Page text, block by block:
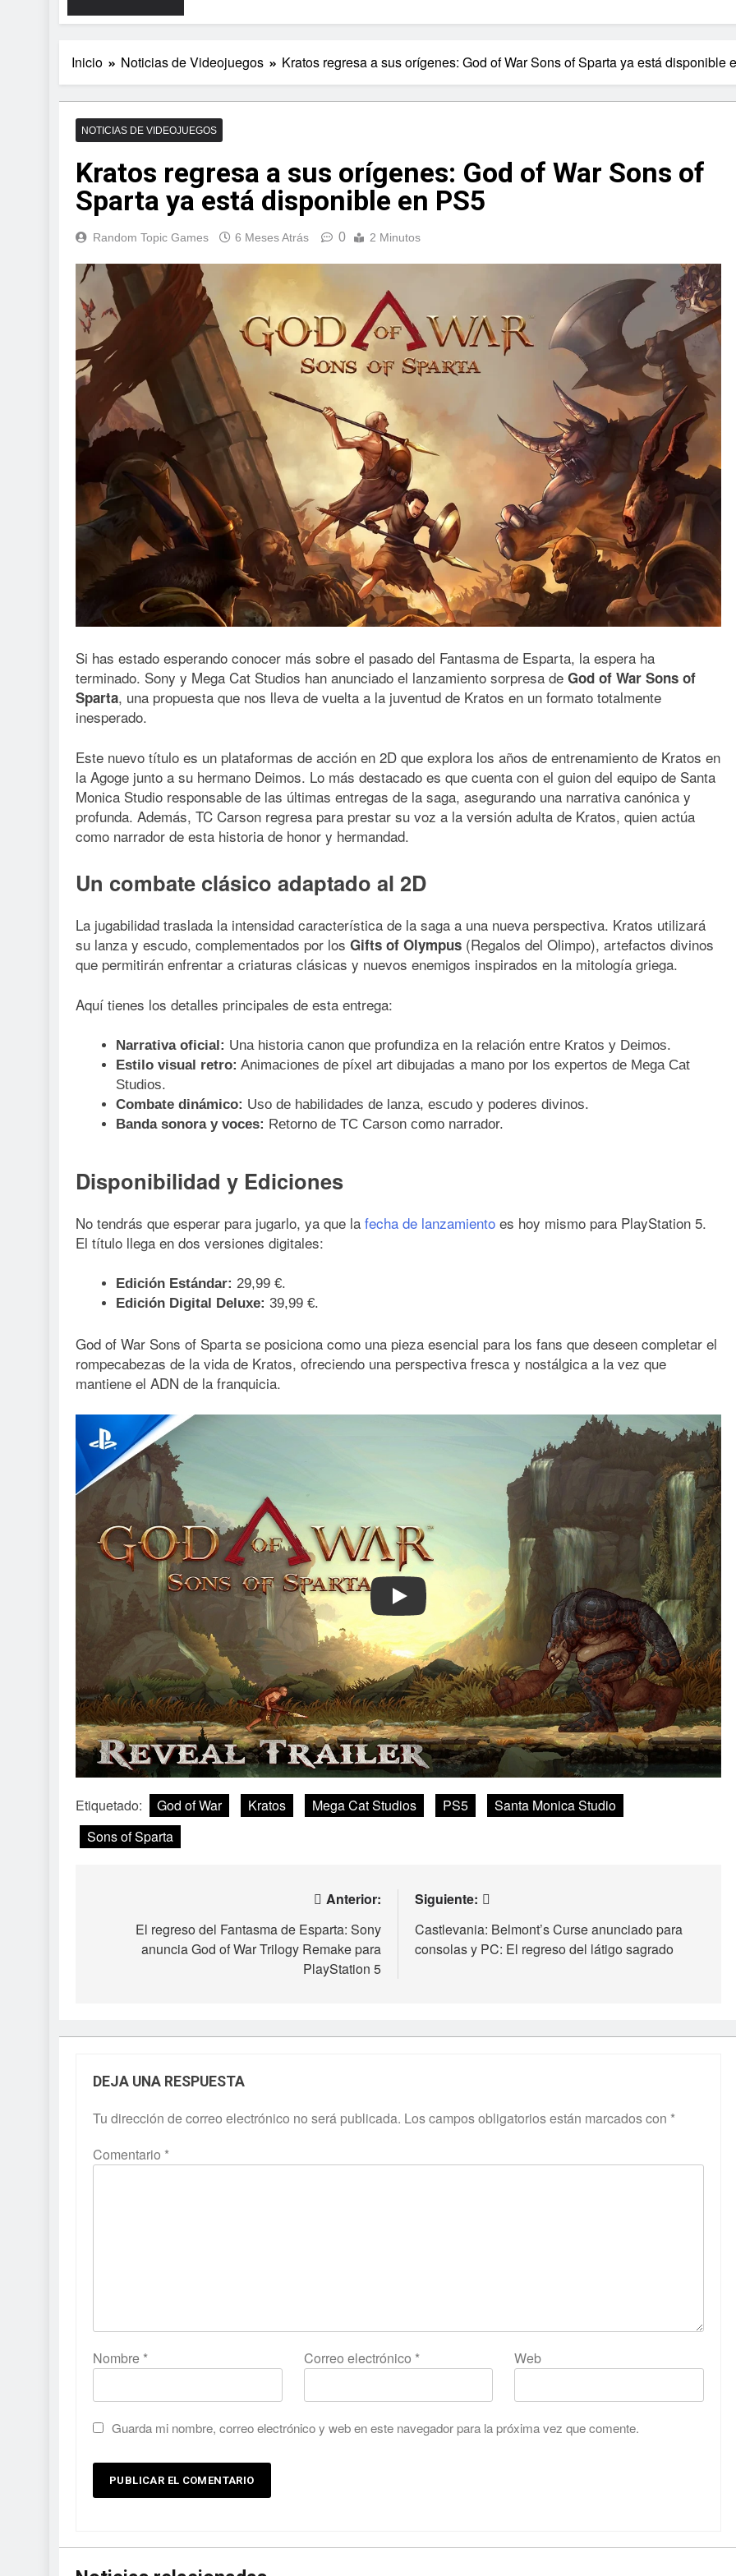
Inicio Noticias de Videojuegos Kratos regresa a sus orígenes: God of War Sons of Sparta ya está disponible
NOTICIAS DE VIDEOJUEGOS
Kratos regresa a sus orígenes: God of War Sons of
Sparta ya está disponible en PS5
Random Topic Games 6 Meses Atrás 0 2 Minutos
Si has estado esperando conocer más sobre el pasado del Fantasma de Esparta, la espera ha
terminado. Sony y Mega Cat Studios han anunciado el lanzamiento sorpresa de God of War Sons of
Sparta, una propuesta que nos lleva de vuelta a la juventud de Kratos en un formato totalmente
inesperado.
Este nuevo título es un plataformas de acción en 2D que explora los años de entrenamiento de Kratos en
la Agoge junto a su hermano Deimos. Lo más destacado es que cuenta con el guion del equipo de Santa
Monica Studio responsable de las últimas entregas de la saga, asegurando una narrativa canónica y
profunda. Además, TC Carson regresa para prestar su voz a la versión adulta de Kratos, quien actúa
como narrador de esta historia de honor y hermandad.
Un combate clásico adaptado al 2D
La jugabilidad traslada la intensidad característica de la saga a una nueva perspectiva. Kratos utilizará
su lanza y escudo, complementados por los Gifts of Olympus (Regalos del Olimpo), artefactos divinos
que permitirán enfrentar a criaturas clásicas y nuevos enemigos inspirados en la mitología griega.
Aquí tienes los detalles principales de esta entrega:
Narrativa oficial: Una historia canon que profundiza en la relación entre Kratos y Deimos.
Estilo visual retro: Animaciones de píxel art dibujadas a mano por los expertos de Mega Cat
Studios.
Combate dinámico: Uso de habilidades de lanza, escudo y poderes divinos.
Banda sonora y voces: Retorno de TC Carson como narrador.
Disponibilidad y Ediciones
No tendrás que esperar para jugarlo, ya que la fecha de lanzamiento es hoy mismo para PlayStation 5.
El título llega en dos versiones digitales:
Edición Estándar: 29,99 €.
Edición Digital Deluxe: 39,99 €.
God of War Sons of Sparta se posiciona como una pieza esencial para los fans que deseen completar el
rompecabezas de la vida de Kratos, ofreciendo una perspectiva fresca y nostálgica a la vez que
mantiene el ADN de la franquicia.
Play
Etiquetado: God of War Kratos Mega Cat Studios PS5
Santa Monica Studio
Sons of Sparta
entradas
Anterior:
El regreso del Fantasma de Esparta: Sony
anuncia God of War Trilogy Remake para
PlayStation 5
Siguiente:
Castlevania: Belmont’s Curse anunciado para
consolas y PC: El regreso del látigo sagrado
DEJA UNA RESPUESTA
Tu dirección de correo electrónico no será publicada. Los campos obligatorios están marcados con *
Comentario *
Nombre * Correo electrónico * Web
Guarda mi nombre, correo electrónico y web en este navegador para la próxima vez que comente.